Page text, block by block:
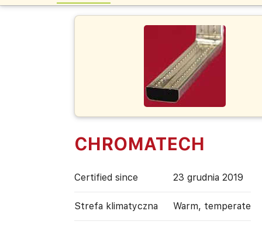
CHROMATECH
Certified since 23 grudnia 2019
Strefa klimatyczna Warm, temperate